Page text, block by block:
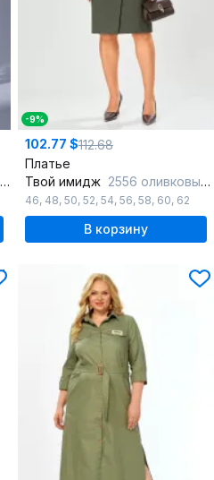
-9%
102.77 $112.68
Платье
Твой имидж 2556 оливковый_в_клетку
46, 48, 50, 52, 54, 56, 58, 60, 62
В корзину